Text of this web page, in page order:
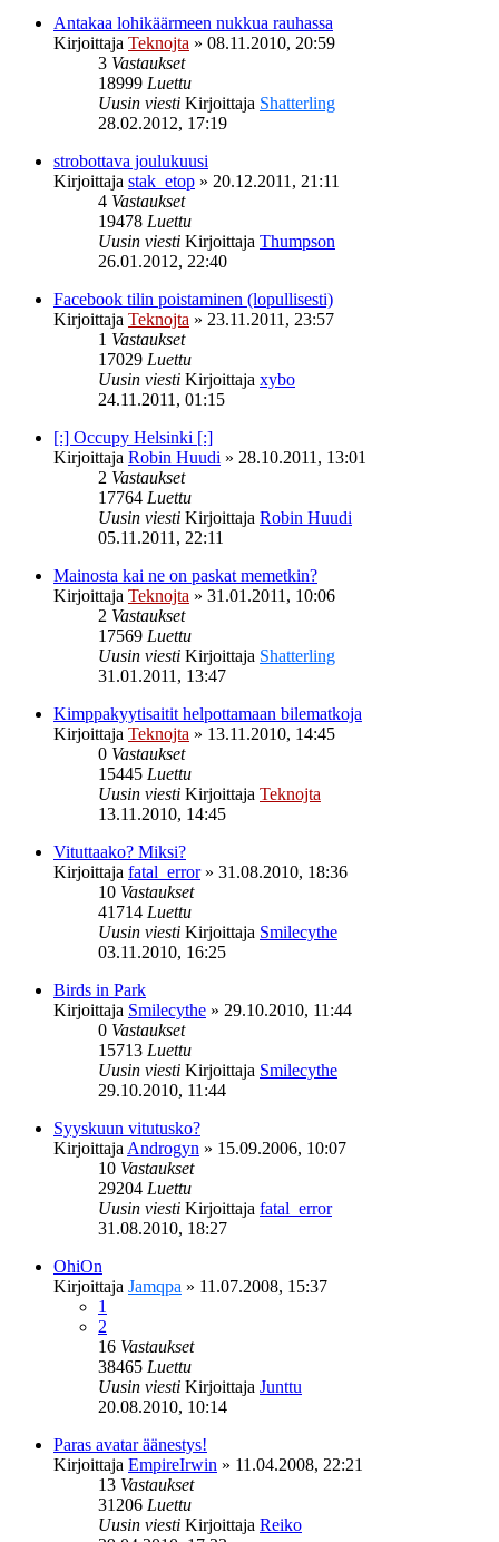
Antakaa lohikäärmeen nukkua rauhassa
Kirjoittaja Teknojta » 08.11.2010, 20:59
3 Vastaukset
18999 Luettu
Uusin viesti Kirjoittaja Shatterling
28.02.2012, 17:19
strobottava joulukuusi
Kirjoittaja stak_etop » 20.12.2011, 21:11
4 Vastaukset
19478 Luettu
Uusin viesti Kirjoittaja Thumpson
26.01.2012, 22:40
Facebook tilin poistaminen (lopullisesti)
Kirjoittaja Teknojta » 23.11.2011, 23:57
1 Vastaukset
17029 Luettu
Uusin viesti Kirjoittaja xybo
24.11.2011, 01:15
[:] Occupy Helsinki [:]
Kirjoittaja Robin Huudi » 28.10.2011, 13:01
2 Vastaukset
17764 Luettu
Uusin viesti Kirjoittaja Robin Huudi
05.11.2011, 22:11
Mainosta kai ne on paskat memetkin?
Kirjoittaja Teknojta » 31.01.2011, 10:06
2 Vastaukset
17569 Luettu
Uusin viesti Kirjoittaja Shatterling
31.01.2011, 13:47
Kimppakyytisaitit helpottamaan bilematkoja
Kirjoittaja Teknojta » 13.11.2010, 14:45
0 Vastaukset
15445 Luettu
Uusin viesti Kirjoittaja Teknojta
13.11.2010, 14:45
Vituttaako? Miksi?
Kirjoittaja fatal_error» 31.08.2010, 18:36
10 Vastaukset
41714 Luettu
Uusin viesti Kirjoittaja Smilecythe
03.11.2010, 16:25
Birds in Park
Kirjoittaja Smilecythe » 29.10.2010, 11:44
0 Vastaukset
15713 Luettu
Uusin viesti Kirjoittaja Smilecythe
29.10.2010, 11:44
Syyskuun vitutusko?
Kirjoittaja Androgyn » 15.09.2006, 10:07
10 Vastaukset
29204 Luettu
Uusin viesti Kirjoittaja fatal_error
31.08.2010, 18:27
OhiOn
Kirjoittaja Jamqpa » 11.07.2008, 15:37
1
2
16 Vastaukset
38465 Luettu
Uusin viesti Kirjoittaja Junttu
20.08.2010, 10:14
Paras avatar äänestys!
Kirjoittaja EmpireIrwin » 11.04.2008, 22:21
13 Vastaukset
31206 Luettu
Uusin viesti Kirjoittaja Reiko